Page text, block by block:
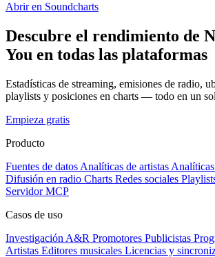
Abrir en Soundcharts
Descubre el rendimiento de
You en todas las plataformas
Estadísticas de streaming, emisiones de radio,
playlists y posiciones en charts — todo en un
Empieza gratis
Producto
Fuentes de datos Analíticas de artistas
Difusión en radio Charts Redes sociales
Servidor MCP
Casos de uso
Investigación A&R Promotores Publicistas
Artistas Editores musicales Licencias y